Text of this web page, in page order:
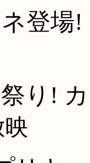
登場
り!
映